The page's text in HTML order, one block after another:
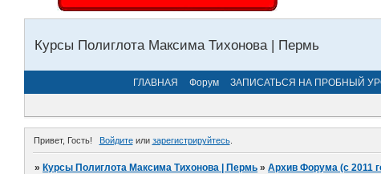
Курсы Полиглота Максима Тихонова | Пермь
ГЛАВНАЯ Форум ЗАПИСАТЬСЯ НА ПРОБНЫЙ
Привет, Гость! Войдитеили зарегистрируйтесь.
»Курсы Полиглота Максима Тихонова | Пермь »Архив Форума (с 2011